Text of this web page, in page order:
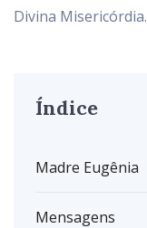
Divina Misericórdia.
Índice
Madre Eugênia
Mensagens